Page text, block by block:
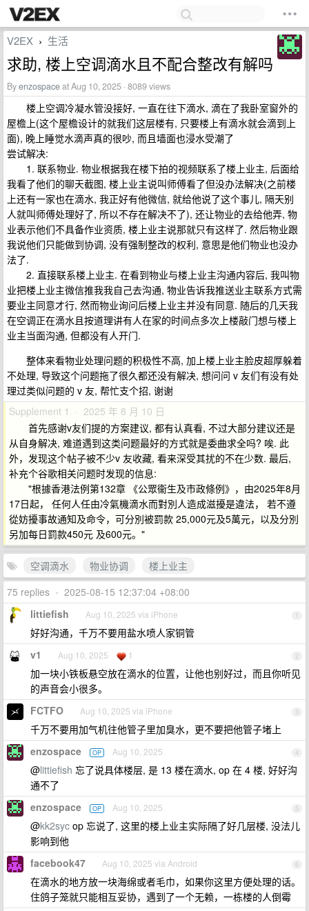
V2EX › 生活
求助, 楼上空调滴水且不配合整改有解吗
Byenzospaceat Aug 10, 2025 · 8089 views
楼上空调冷凝水管没接好, 一直在往下滴水, 滴在了我卧室窗外的
屋檐上(这个屋檐设计的就我们这层楼有, 只要楼上有滴水就会滴到上
面), 晚上睡觉水滴声真的很吵, 而且墙面也浸水受潮了
尝试解决:
1. 联系物业. 物业根据我在楼下拍的视频联系了楼上业主, 后面给
我看了他们的聊天截图, 楼上业主说叫师傅看了但没办法解决(之前楼
上还有一家也在滴水, 我正好有他微信, 就给他说了这个事儿, 隔天别
人就叫师傅处理好了, 所以不存在解决不了), 还让物业的去给他弄, 物
业表示他们不具备作业资质, 楼上业主说那就只有这样了. 然后物业跟
我说他们只能做到协调, 没有强制整改的权利, 意思是他们物业也没办
法了.
2. 直接联系楼上业主. 在看到物业与楼上业主沟通内容后, 我叫物
业把楼上业主微信推我我自己去沟通, 物业告诉我推送业主联系方式需
要业主同意才行, 然而物业询问后楼上业主并没有同意. 随后的几天我
在空调正在滴水且按道理讲有人在家的时间点多次上楼敲门想与楼上
业主当面沟通, 但都没有人开门.
整体来看物业处理问题的积极性不高, 加上楼上业主脸皮超厚躲着
不处理, 导致这个问题拖了很久都还没有解决, 想问问 v 友们有没有处
理过类似问题的 v 友, 帮忙支个招, 谢谢
Supplement 1 · 2025 年 8 月 10 日
首先感谢v友们提的方案建议, 都有认真看, 不过大部分建议还是
从自身解决, 难道遇到这类问题最好的方式就是委曲求全吗? 唉. 此
外，发现这个帖子被不少v 友收藏, 看来深受其扰的不在少数. 最后,
补充个谷歌相关问题时发现的信息:
"根據香港法例第132章 《公眾衞生及市政條例》，由2025年8月
17日起， 任何人任由冷氣機滴水而對別人造成滋擾是違法， 若不遵
從妨擾事故通知及命令，可分別被罰款 25,000元及5萬元，以及分別
另加每日罰款450元 及600元。"
空调滴水 物业协调
楼上业主
75 replies • 2025-08-15 12:37:04 +08:00
1
littiefish Aug 10, 2025 via iPhone
好好沟通，千万不要用盐水喷人家铜管
2
v1 Aug 10, 2025 1
加一块小铁板悬空放在滴水的位置，让他也别好过，而且你听见
的声音会小很多。
3
FCTFO Aug 10, 2025 via iPhone
千万不要用加气机往他管子里加臭水，更不要把他管子堵上
4
enzospace OP Aug 10, 2025
@littiefish 忘了说具体楼层, 是 13 楼在滴水, op 在 4 楼, 好好沟
通不了
5
enzospace OP Aug 10, 2025
@kk2syc op 忘说了, 这里的楼上业主实际隔了好几层楼, 没法儿
影响到他
6
facebook47 Aug 10, 2025 via Android
在滴水的地方放一块海绵或者毛巾，如果你这里方便处理的话。
住鸽子笼就只能相互妥协，遇到了一个无赖，一栋楼的人倒霉